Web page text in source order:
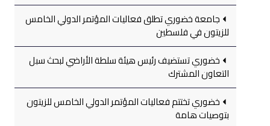
جامعة خضوري تطلق فعاليات المؤتمر الدولي الخامس
للزيتون في فلسطين
خضوري تستضيف رئيس هيئة سلطة الأراضي لبحث سبل
التعاون المشترك
خضوري تختتم فعاليات المؤتمر الدولي الخامس للزيتون
بتوصيات هامة